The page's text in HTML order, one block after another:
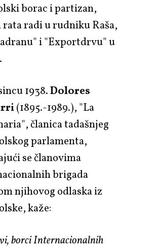
borac i partizan,
rata radi u rudniku Raša,
i "Exportdrvu" u
1938.Dolores
(1895.-1989.), "La
članica tadašnjeg
parlamenta,
se članovima
brigada
njihovog odlaska iz
kaže:
borci Internacionalnih